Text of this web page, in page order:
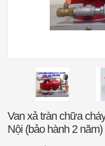
Van xả tràn chữa
Nội (bảo hành 2 năm)